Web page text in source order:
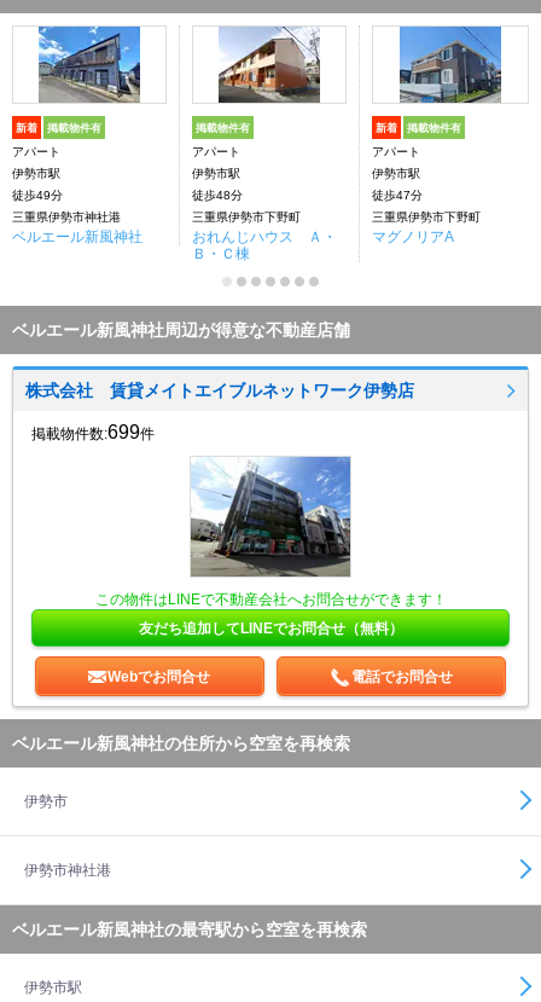
新着 掲載物件有
アパート
伊勢市駅
徒歩49分
三重県伊勢市神社港
ベルエール新風神社
掲載物件有
アパート
伊勢市駅
徒歩48分
三重県伊勢市下野町
おれんじハウス Ａ・
Ｂ・Ｃ棟
新着 掲載物件有
アパート
伊勢市駅
徒歩47分
三重県伊勢市下野町
マグノリアA
ベルエール新風神社周辺が得意な不動産店舗
株式会社 賃貸メイトエイブルネットワーク伊勢店
掲載物件数:699件
この物件はLINEで不動産会社へお問合せができます！
友だち追加してLINEでお問合せ（無料）
Webでお問合せ 電話でお問合せ
ベルエール新風神社の住所から空室を再検索
伊勢市
伊勢市神社港
ベルエール新風神社の最寄駅から空室を再検索
伊勢市駅